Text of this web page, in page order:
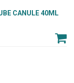
CANULE 40ML